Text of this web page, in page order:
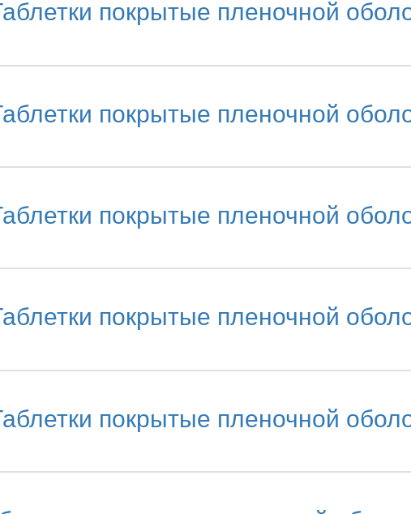
покрытые пленочной
покрытые пленочной
покрытые пленочной
покрытые пленочной
покрытые пленочной